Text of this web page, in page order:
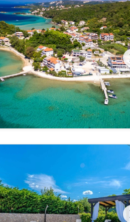
cijelu
pool Crikvenica
cijelu